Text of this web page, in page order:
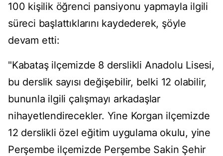
100 kişilik öğrenci pansiyonu yapmayla ilgili
süreci başlattıklarını kaydederek, şöyle
devam etti:
"Kabataş ilçemizde 8 derslikli Anadolu Lisesi,
bu derslik sayısı değişebilir, belki 12 olabilir,
bununla ilgili çalışmayı arkadaşlar
nihayetlendirecekler. Yine Korgan ilçemizde
12 derslikli özel eğitim uygulama okulu, yine
Perşembe ilçemizde Perşembe Sakin Şehir